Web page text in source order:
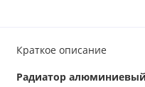
Краткое описание
Радиатор алюминиевый